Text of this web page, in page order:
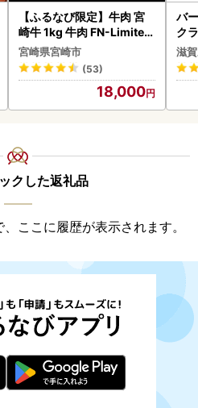
【ふるなび限定】牛肉 宮
崎牛 1kg 牛肉 FN-Limited
-VO
宮崎県宮崎市
(53)
18,000
バ
ク
ア
ン
滋
クした返礼品
ここに履歴が表示されます。